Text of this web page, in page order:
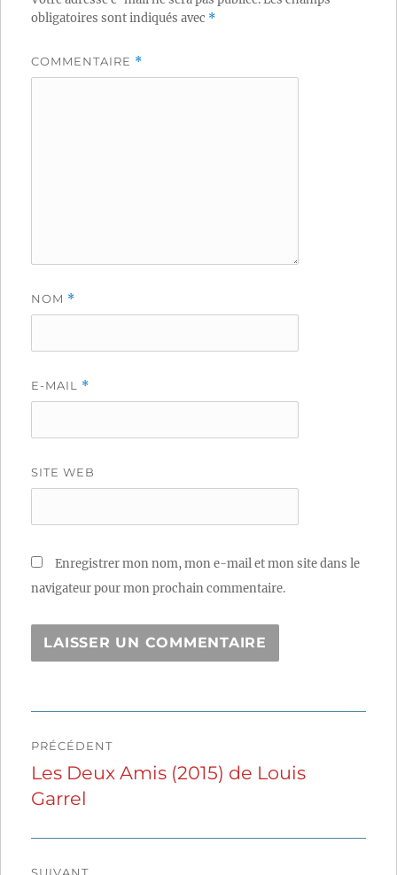
obligatoires sont indiqués avec *
COMMENTAIRE *
NOM *
E-MAIL *
SITE WEB
Enregistrer mon nom, mon e-mail et mon site dans le
navigateur pour mon prochain commentaire.
de
l’article
PRÉCÉDENT
Publication
précédente :
Les Deux Amis (2015) de Louis
Garrel
SUIVANT